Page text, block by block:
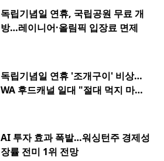
독립기념일 연휴, 국립공원 무료 개
방…레이니어·올림픽 입장료 면제
독립기념일 연휴 '조개구이' 비상…
WA 후드캐널 일대 "절대 먹지 마세
AI 투자 효과 폭발…워싱턴주 경제성
장률 전미 1위 전망